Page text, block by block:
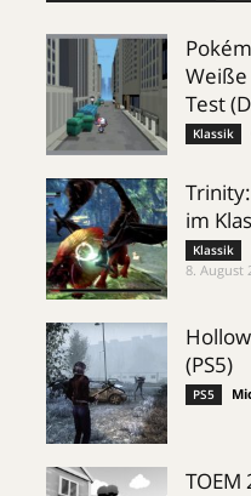
Weiße
Test
Klassik
Trinity:
im
Klassik
8. August
(PS5)
PS5
TOEM